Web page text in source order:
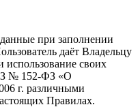
при заполнении
даёт Владельцу
использование своих
№ 152-ФЗ «О
г. различными
Правилах.